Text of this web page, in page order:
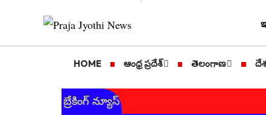
HOME ఆంధ్ర ప్రదేశ్ తెలంగాణ
బ్రేకింగ్ న్యూస్